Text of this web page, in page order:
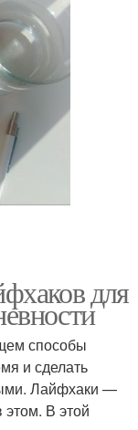
для
способы
и сделать
Лайфхаки —
В этой